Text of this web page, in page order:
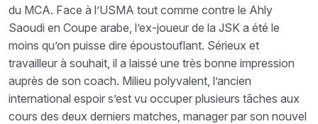
du MCA. Face à l’USMA tout comme contre le Ahly
Saoudi en Coupe arabe, l’ex-joueur de la JSK a été le
moins qu’on puisse dire époustouflant. Sérieux et
travailleur à souhait, il a laissé une très bonne impression
auprès de son coach. Milieu polyvalent, l’ancien
international espoir s’est vu occuper plusieurs tâches aux
cours des deux derniers matches, manager par son nouvel